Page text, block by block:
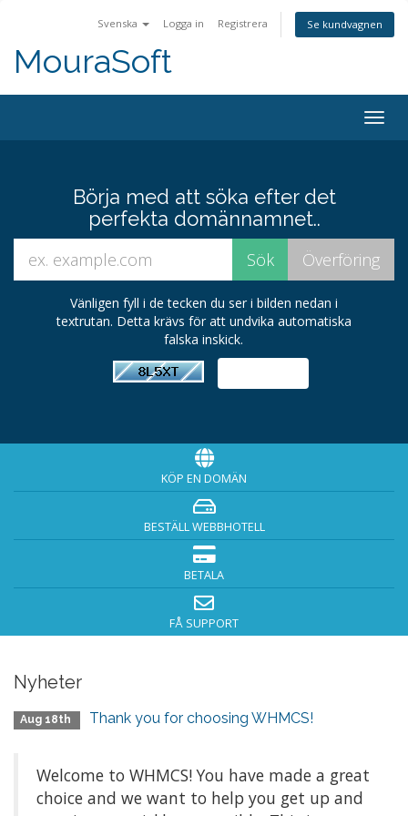
Svenska Logga in Registrera Se kundvagnen
MouraSoft
Börja med att söka efter det
perfekta domännamnet..
Vänligen fyll i de tecken du ser i bilden nedan i
textrutan. Detta krävs för att undvika automatiska
falska inskick.
KÖP EN DOMÄN
BESTÄLL WEBBHOTELL
BETALA
FÅ SUPPORT
Nyheter
Aug 18th Thank you for choosing WHMCS!
Welcome to WHMCS! You have made a great
choice and we want to help you get up and